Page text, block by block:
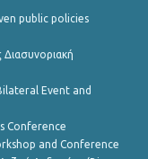
public policies
Event and
Conference
and Conference